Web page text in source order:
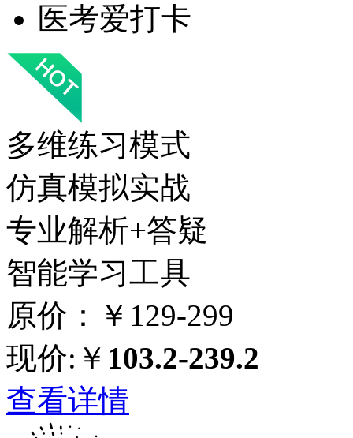
医考爱打卡
多维练习模式
仿真模拟实战
专业解析+答疑
智能学习工具
原价：￥129-299
现价:￥ 103.2-239.2
查看详情